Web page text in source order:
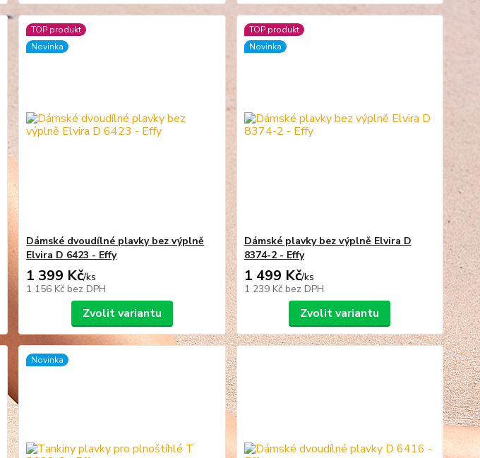
TOP produkt
Novinka
Dámské dvoudílné plavky bez výplně
Elvira D 6423 - Effy
1 399 Kč/ks
1 156 Kč bez DPH
Zvolit variantu
TOP produkt
Novinka
Dámské plavky bez výplně Elvira D
8374-2 - Effy
1 499 Kč/ks
1 239 Kč bez DPH
Zvolit variantu
Novinka